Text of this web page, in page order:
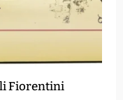
Fiorentini